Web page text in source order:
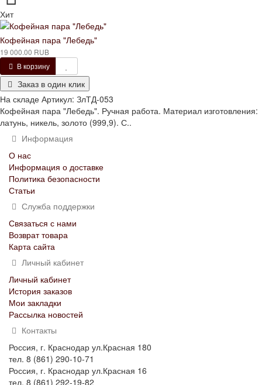
Хит
Кофейная пара "Лебедь"
19 000.00 RUB
В корзину
Заказ в один клик
На складе Артикул: ЗлТД-053
Кофейная пара "Лебедь". Ручная работа. Материал изготовления:
латунь, никель, золото (999,9). С..
Информация
О нас
Информация о доставке
Политика безопасности
Статьи
Служба поддержки
Связаться с нами
Возврат товара
Карта сайта
Личный кабинет
Личный кабинет
История заказов
Мои закладки
Рассылка новостей
Контакты
Россия, г. Краснодар ул.Красная 180
тел. 8 (861) 290-10-71
Россия, г. Краснодар ул.Красная 16
тел. 8 (861) 292-19-82